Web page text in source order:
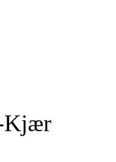
Kjær